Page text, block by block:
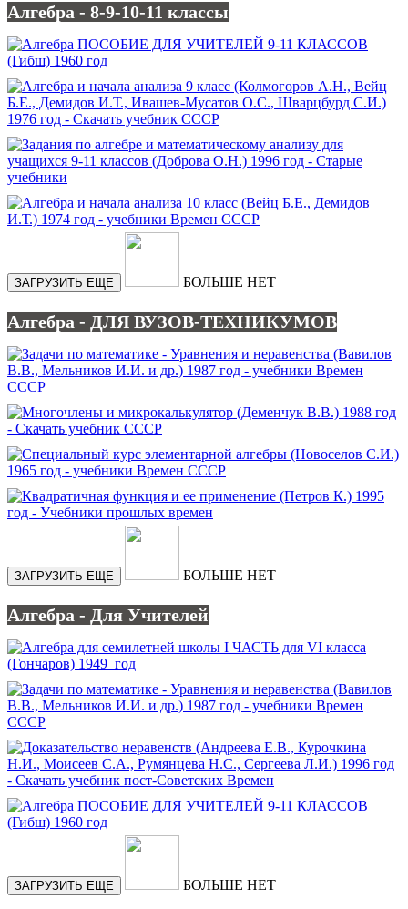
Алгебра - 8-9-10-11 классы
ЗАГРУЗИТЬ ЕЩЕ БОЛЬШЕ НЕТ
Алгебра - ДЛЯ ВУЗОВ-ТЕХНИКУМОВ
ЗАГРУЗИТЬ ЕЩЕ БОЛЬШЕ НЕТ
Алгебра - Для Учителей
ЗАГРУЗИТЬ ЕЩЕ БОЛЬШЕ НЕТ